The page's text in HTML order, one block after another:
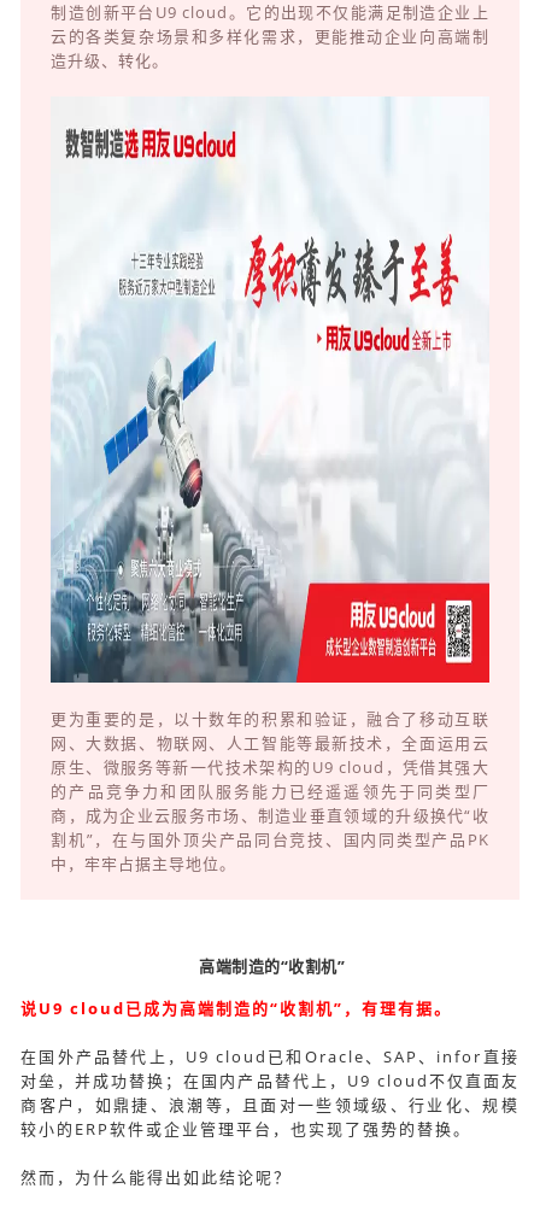
制造创新平台U9 cloud。它的出现不仅能满足制造企业上
云的各类复杂场景和多样化需求，更能推动企业向高端制
造升级、转化。
更为重要的是，以十数年的积累和验证，融合了移动互联
网、大数据、物联网、人工智能等最新技术，全面运用云
原生、微服务等新一代技术架构的U9 cloud，凭借其强大
的产品竞争力和团队服务能力已经遥遥领先于同类型厂
商，成为企业云服务市场、制造业垂直领域的升级换代“收
割机”，在与国外顶尖产品同台竞技、国内同类型产品PK
中，牢牢占据主导地位。
高端制造的“收割机”
说U9 cloud已成为高端制造的“收割机”，有理有据。
在国外产品替代上，U9 cloud已和Oracle、SAP、infor直接
对垒，并成功替换；在国内产品替代上，U9 cloud不仅直面友
商客户，如鼎捷、浪潮等，且面对一些领域级、行业化、规模
较小的ERP软件或企业管理平台，也实现了强势的替换。
然而，为什么能得出如此结论呢？